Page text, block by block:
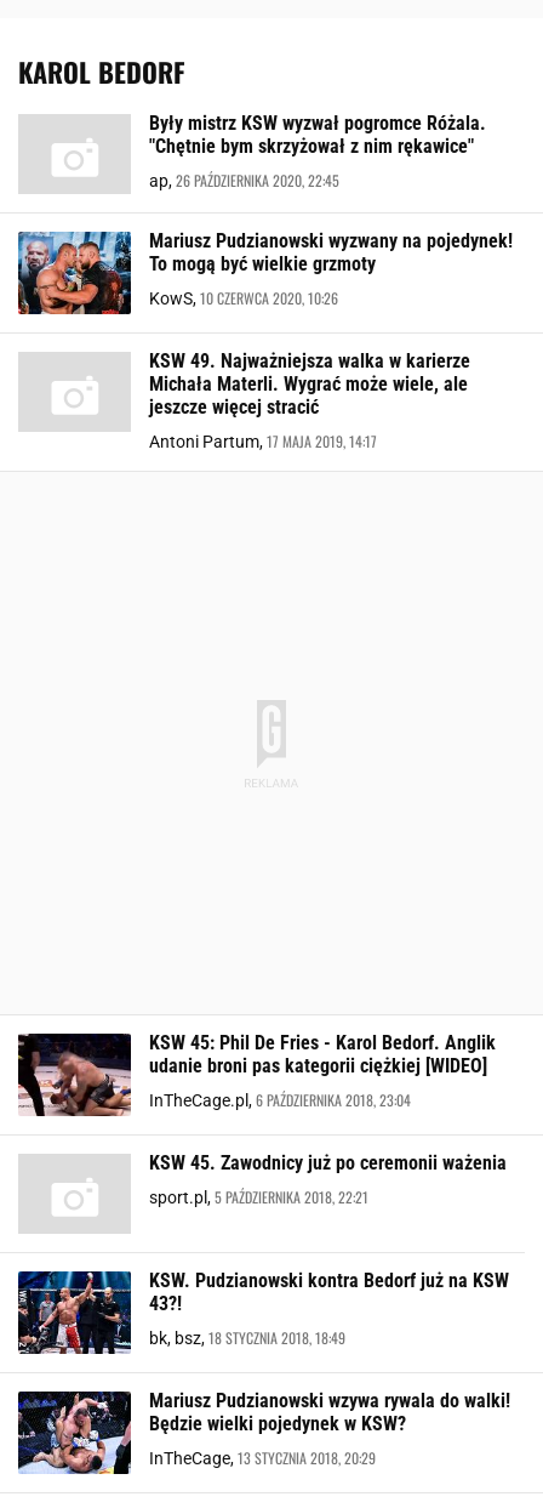
KAROL BEDORF
Były mistrz KSW wyzwał pogromce Różala.
"Chętnie bym skrzyżował z nim rękawice"
ap,26 PAŹDZIERNIKA 2020, 22:45
Mariusz Pudzianowski wyzwany na pojedynek!
To mogą być wielkie grzmoty
KowS,10 CZERWCA 2020, 10:26
KSW 49. Najważniejsza walka w karierze
Michała Materli. Wygrać może wiele, ale
jeszcze więcej stracić
Antoni Partum,17 MAJA 2019, 14:17
KSW 45: Phil De Fries - Karol Bedorf. Anglik
udanie broni pas kategorii ciężkiej [WIDEO]
InTheCage.pl,6 PAŹDZIERNIKA 2018, 23:04
KSW 45. Zawodnicy już po ceremonii ważenia
sport.pl,5 PAŹDZIERNIKA 2018, 22:21
KSW. Pudzianowski kontra Bedorf już na KSW
43?!
bk, bsz,18 STYCZNIA 2018, 18:49
Mariusz Pudzianowski wzywa rywala do walki!
Będzie wielki pojedynek w KSW?
InTheCage,13 STYCZNIA 2018, 20:29